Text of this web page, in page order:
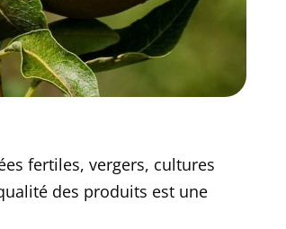
fertiles, vergers, cultures
des produits est une